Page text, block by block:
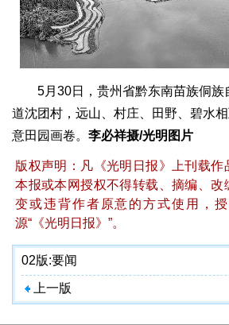
5月30日，贵州省黔东南苗族侗族
道沈团村，远山、村庄、田野、碧水
意田园画卷。 李必祥摄/光明图片
版权声明：凡《光明日报》上刊载作
本报或本网授权不得转载、摘编、改
变或违背作者原意的方式使用，
源“《光明日报》”。
02版:要闻
上一版